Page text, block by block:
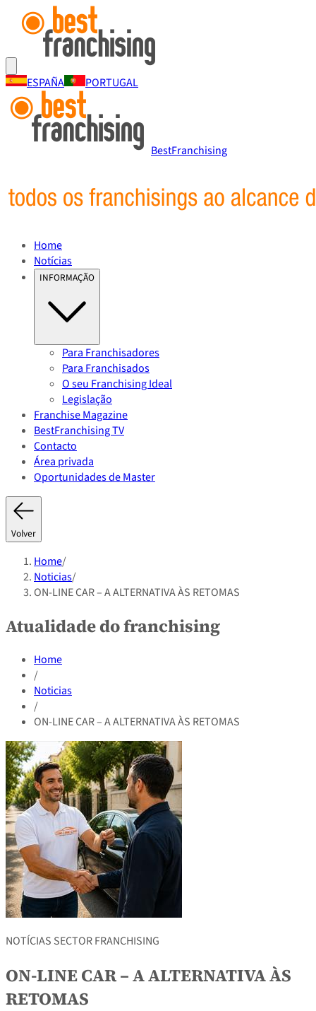
ESPAÑA PORTUGAL
BestFranchising
Home
Notícias
INFORMAÇÃO
Para Franchisadores
Para Franchisados
O seu Franchising Ideal
Legislação
Franchise Magazine
BestFranchising TV
Contacto
Área privada
Oportunidades de Master
Volver
Home/
Noticias/
ON-LINE CAR – A ALTERNATIVA ÀS RETOMAS
Atualidade do franchising
Home
/
Noticias
/
ON-LINE CAR – A ALTERNATIVA ÀS RETOMAS
NOTÍCIAS SECTOR FRANCHISING
ON-LINE CAR – A ALTERNATIVA ÀS
RETOMAS